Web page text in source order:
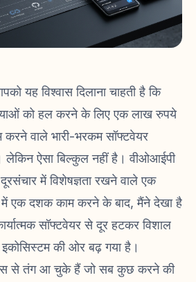
यह विश्वास दिलाना चाहती है कि
को हल करने के लिए एक लाख रुपये
वाले भारी-भरकम सॉफ्टवेयर
लेकिन ऐसा बिल्कुल नहीं है। वीओआईपी
में विशेषज्ञता रखने वाले एक
एक दशक काम करने के बाद, मैंने देखा है
सॉफ्टवेयर से दूर हटकर विशाल
की ओर बढ़ गया है।
से तंग आ चुके हैं जो सब कुछ करने की